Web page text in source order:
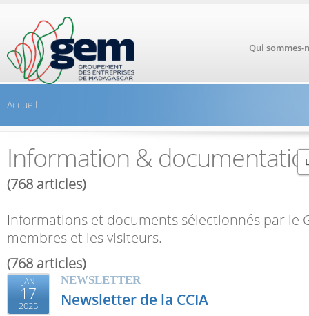
Qui sommes-
Accueil
Information &
(768 articles)
Informations et documents sélectionnés par le
membres et les visiteurs.
(768 articles)
JAN
17
2025
NEWSLETTER
Newsletter de la CCIA